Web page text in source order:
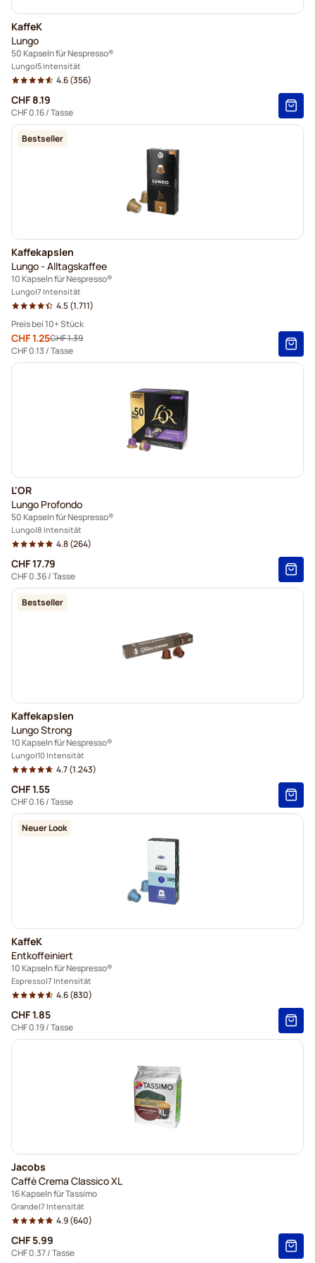
KaffeK
Lungo
50 Kapseln für Nespresso®
Lungo 5 Intensität
4.6(356)
CHF 8.19
CHF 0.16/ Tasse
Bestseller
Kaffekapslen
Lungo - Alltagskaffee
10 Kapseln für Nespresso®
Lungo 7 Intensität
4.5(1.711)
Preis bei 10+ Stück
Sonderpreis
CHF 1.25Regulärer Preis
CHF 1.39
CHF 0.13 / Tasse
1 = CHF 1.39
L'OR
Lungo Profondo
50 Kapseln für Nespresso®
Lungo 8 Intensität
4.8(264)
CHF 17.79
CHF 0.36/ Tasse
Bestseller
Kaffekapslen
Lungo Strong
10 Kapseln für Nespresso®
Lungo 10 Intensität
4.7(1.243)
CHF 1.55
CHF 0.16/ Tasse
Neuer Look
KaffeK
Entkoffeiniert
10 Kapseln für Nespresso®
Espresso 7 Intensität
4.6(830)
CHF 1.85
CHF 0.19/ Tasse
Jacobs
Caffè Crema Classico XL
16 Kapseln für Tassimo
Grande 7 Intensität
4.9(640)
CHF 5.99
CHF 0.37/ Tasse